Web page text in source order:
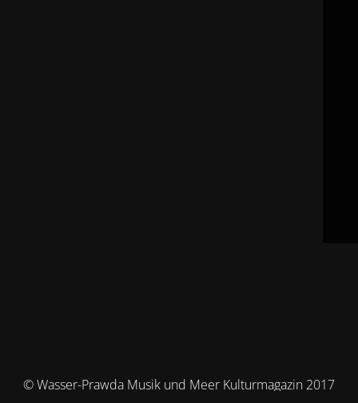
© Wasser-Prawda Musik und Meer Kulturmagazin 2017